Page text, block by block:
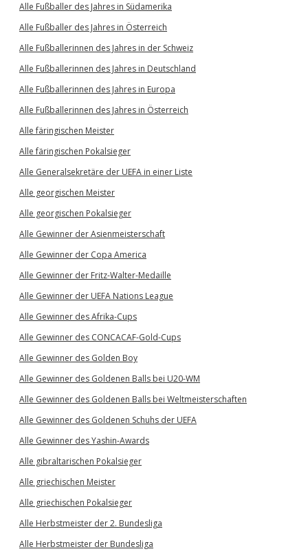
Alle Fußballer des Jahres in Südamerika
Alle Fußballer des Jahres in Österreich
Alle Fußballerinnen des Jahres in der Schweiz
Alle Fußballerinnen des Jahres in Deutschland
Alle Fußballerinnen des Jahres in Europa
Alle Fußballerinnen des Jahres in Österreich
Alle färingischen Meister
Alle färingischen Pokalsieger
Alle Generalsekretäre der UEFA in einer Liste
Alle georgischen Meister
Alle georgischen Pokalsieger
Alle Gewinner der Asienmeisterschaft
Alle Gewinner der Copa America
Alle Gewinner der Fritz-Walter-Medaille
Alle Gewinner der UEFA Nations League
Alle Gewinner des Afrika-Cups
Alle Gewinner des CONCACAF-Gold-Cups
Alle Gewinner des Golden Boy
Alle Gewinner des Goldenen Balls bei U20-WM
Alle Gewinner des Goldenen Balls bei Weltmeisterschaften
Alle Gewinner des Goldenen Schuhs der UEFA
Alle Gewinner des Yashin-Awards
Alle gibraltarischen Pokalsieger
Alle griechischen Meister
Alle griechischen Pokalsieger
Alle Herbstmeister der 2. Bundesliga
Alle Herbstmeister der Bundesliga